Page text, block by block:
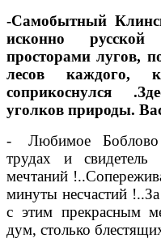
-Самобытный
исконно русской
просторами лугов,
лесов каждого,
соприкоснулся
уголков природы.
- Любимое Боблово
трудах и
мечтаний
минуты несчастий
с этим прекрасным
дум, столько